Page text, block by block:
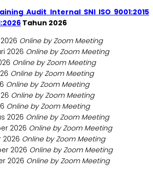
Audit Internal SNI ISO 9001:2015
Tahun 2026
Online by Zoom Meeting
2026 Online by Zoom Meeting
Online by Zoom Meeting
Online by Zoom Meeting
Online by Zoom Meeting
Online by Zoom Meeting
Online by Zoom Meeting
2026 Online by Zoom Meeting
2026 Online by Zoom Meeting
2026 Online by Zoom Meeting
2026 Online by Zoom Meeting
2026 Online by Zoom Meeting